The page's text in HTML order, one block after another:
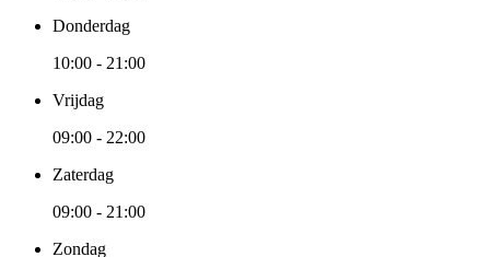
Donderdag
10:00 - 21:00
Vrijdag
09:00 - 22:00
Zaterdag
09:00 - 21:00
Zondag